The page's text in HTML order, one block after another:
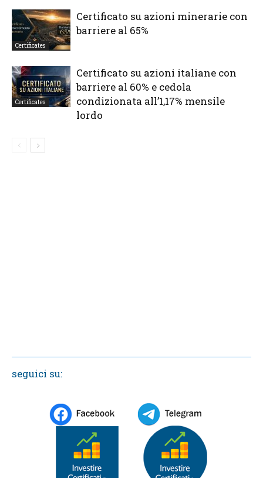
Certificates
Certificato su azioni minerarie con
barriere al 65%
Certificates
Certificato su azioni italiane con
barriere al 60% e cedola
condizionata all’1,17% mensile
lordo
seguici su: